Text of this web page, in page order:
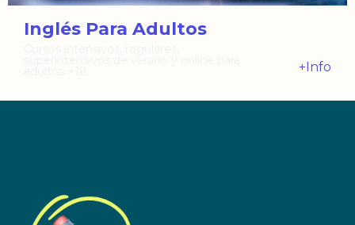
Inglés Para Adultos
+Info